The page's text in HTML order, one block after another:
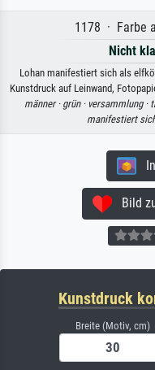
1178 · Farbe
Nicht
Lohan manifestiert sich als
Kunstdruck auf Leinwand,
männer · grün · versammlung ·
manifestiert
Bild zu
Kunstdruck
Breite (Motiv, cm)